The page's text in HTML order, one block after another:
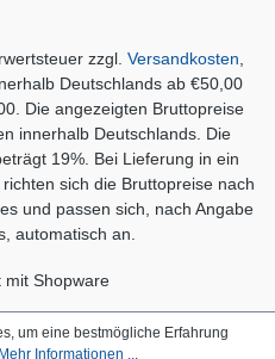
zzgl. Versandkosten
Deutschlands ab €50,00
Die angezeigten Bruttopreise
innerhalb Deutschlands. Die
19%. Bei Lieferung in ein
sich die Bruttopreise nach
und passen sich, nach Angabe
automatisch an.
mit Shopware
um eine bestmögliche Erfahrung
Mehr Informationen ...